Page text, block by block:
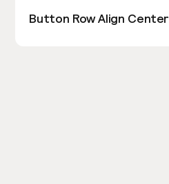
Button Row Align Center